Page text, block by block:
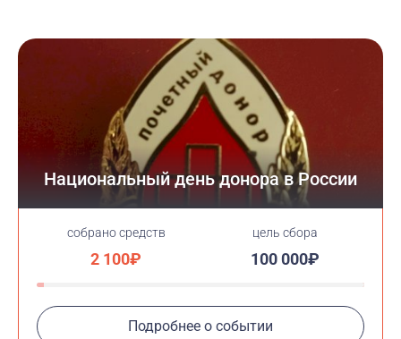
Национальный день донора в России
cобрано средств
2 100₽
цель сбора
100 000₽
Подробнее о событии